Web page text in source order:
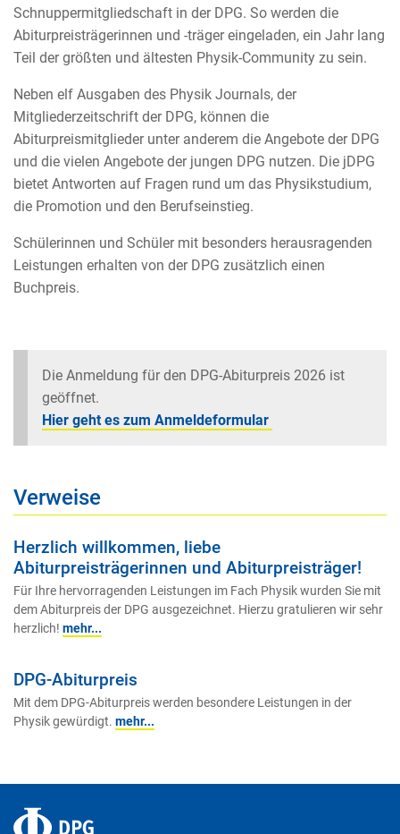
Schnuppermitgliedschaft in der DPG. So werden die
Abiturpreisträgerinnen und -träger eingeladen, ein Jahr lang
Teil der größten und ältesten Physik-Community zu sein.
Neben elf Ausgaben des Physik Journals, der
Mitgliederzeitschrift der DPG, können die
Abiturpreismitglieder unter anderem die Angebote der DPG
und die vielen Angebote der jungen DPG nutzen. Die jDPG
bietet Antworten auf Fragen rund um das Physikstudium,
die Promotion und den Berufseinstieg.
Schülerinnen und Schüler mit besonders herausragenden
Leistungen erhalten von der DPG zusätzlich einen
Buchpreis.
Die Anmeldung für den DPG-Abiturpreis 2026 ist
geöffnet.
Hier geht es zum Anmeldeformular
Verweise
Herzlich willkommen, liebe
Abiturpreisträgerinnen und Abiturpreisträger!
Für Ihre hervorragenden Leistungen im Fach Physik wurden Sie mit
dem Abiturpreis der DPG ausgezeichnet. Hierzu gratulieren wir sehr
herzlich! mehr...
DPG-Abiturpreis
Mit dem DPG-Abiturpreis werden besondere Leistungen in der
Physik gewürdigt. mehr...